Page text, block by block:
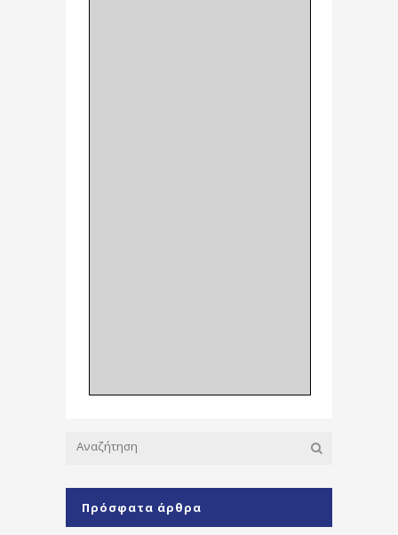
Πρόσφατα άρθρα